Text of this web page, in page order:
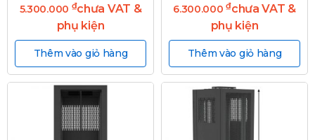
5.300.000 ₫chưa VAT &
phụ kiện
Thêm vào giỏ hàng
6.300.000₫chưa VAT &
phụ kiện
Thêm vào giỏ hàng